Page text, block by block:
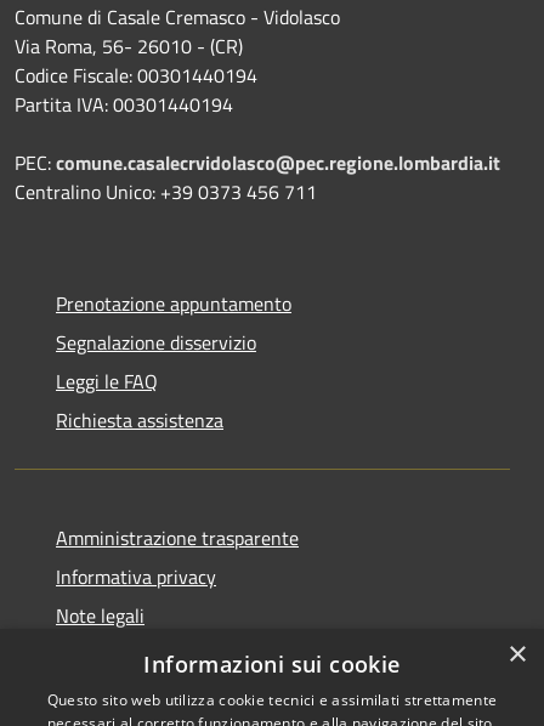
Comune di Casale Cremasco - Vidolasco
Via Roma, 56- 26010 - (CR)
Codice Fiscale: 00301440194
Partita IVA: 00301440194
PEC:comune.casalecrvidolasco@pec.regione.lombardia.it
Centralino Unico: +39 0373 456 711
Prenotazione appuntamento
Segnalazione disservizio
Leggi le FAQ
Richiesta assistenza
Amministrazione trasparente
Informativa privacy
Note legali
Dichiarazione di accessibilità
×
Informazioni sui cookie
Questo sito web utilizza cookie tecnici e assimilati strettamente